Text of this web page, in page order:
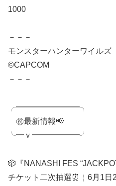
1000
－－－
モンスターハンターワイルズ
©CAPCOM
－－－
╭━━━━━━━━╮
㊗️最新情報📢
╰━ｖ━━━━━━╯
🎲『NANASHI FES
チケット二次抽選⏰￤6月1日